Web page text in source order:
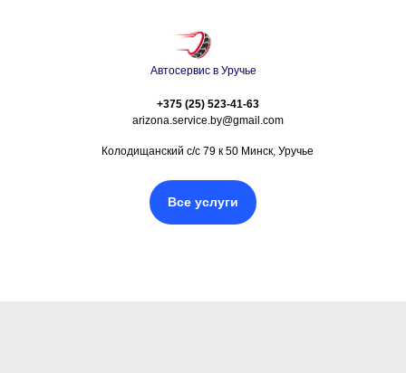
Автосервис в Уручье
+375 (25) 523-41-63
arizona.service.by@gmail.com
Колодищанский с/с 79 к 50 Минск, Уручье
Все услуги